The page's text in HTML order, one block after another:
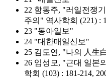
22 함동주, "러일전쟁
주의" 역사학회 (221) :
23 "동아일보"
24 "대한매일신보"
25 김도연, "나의 人生
26 임성모, "근대 일본
학회 (103) : 181-214,